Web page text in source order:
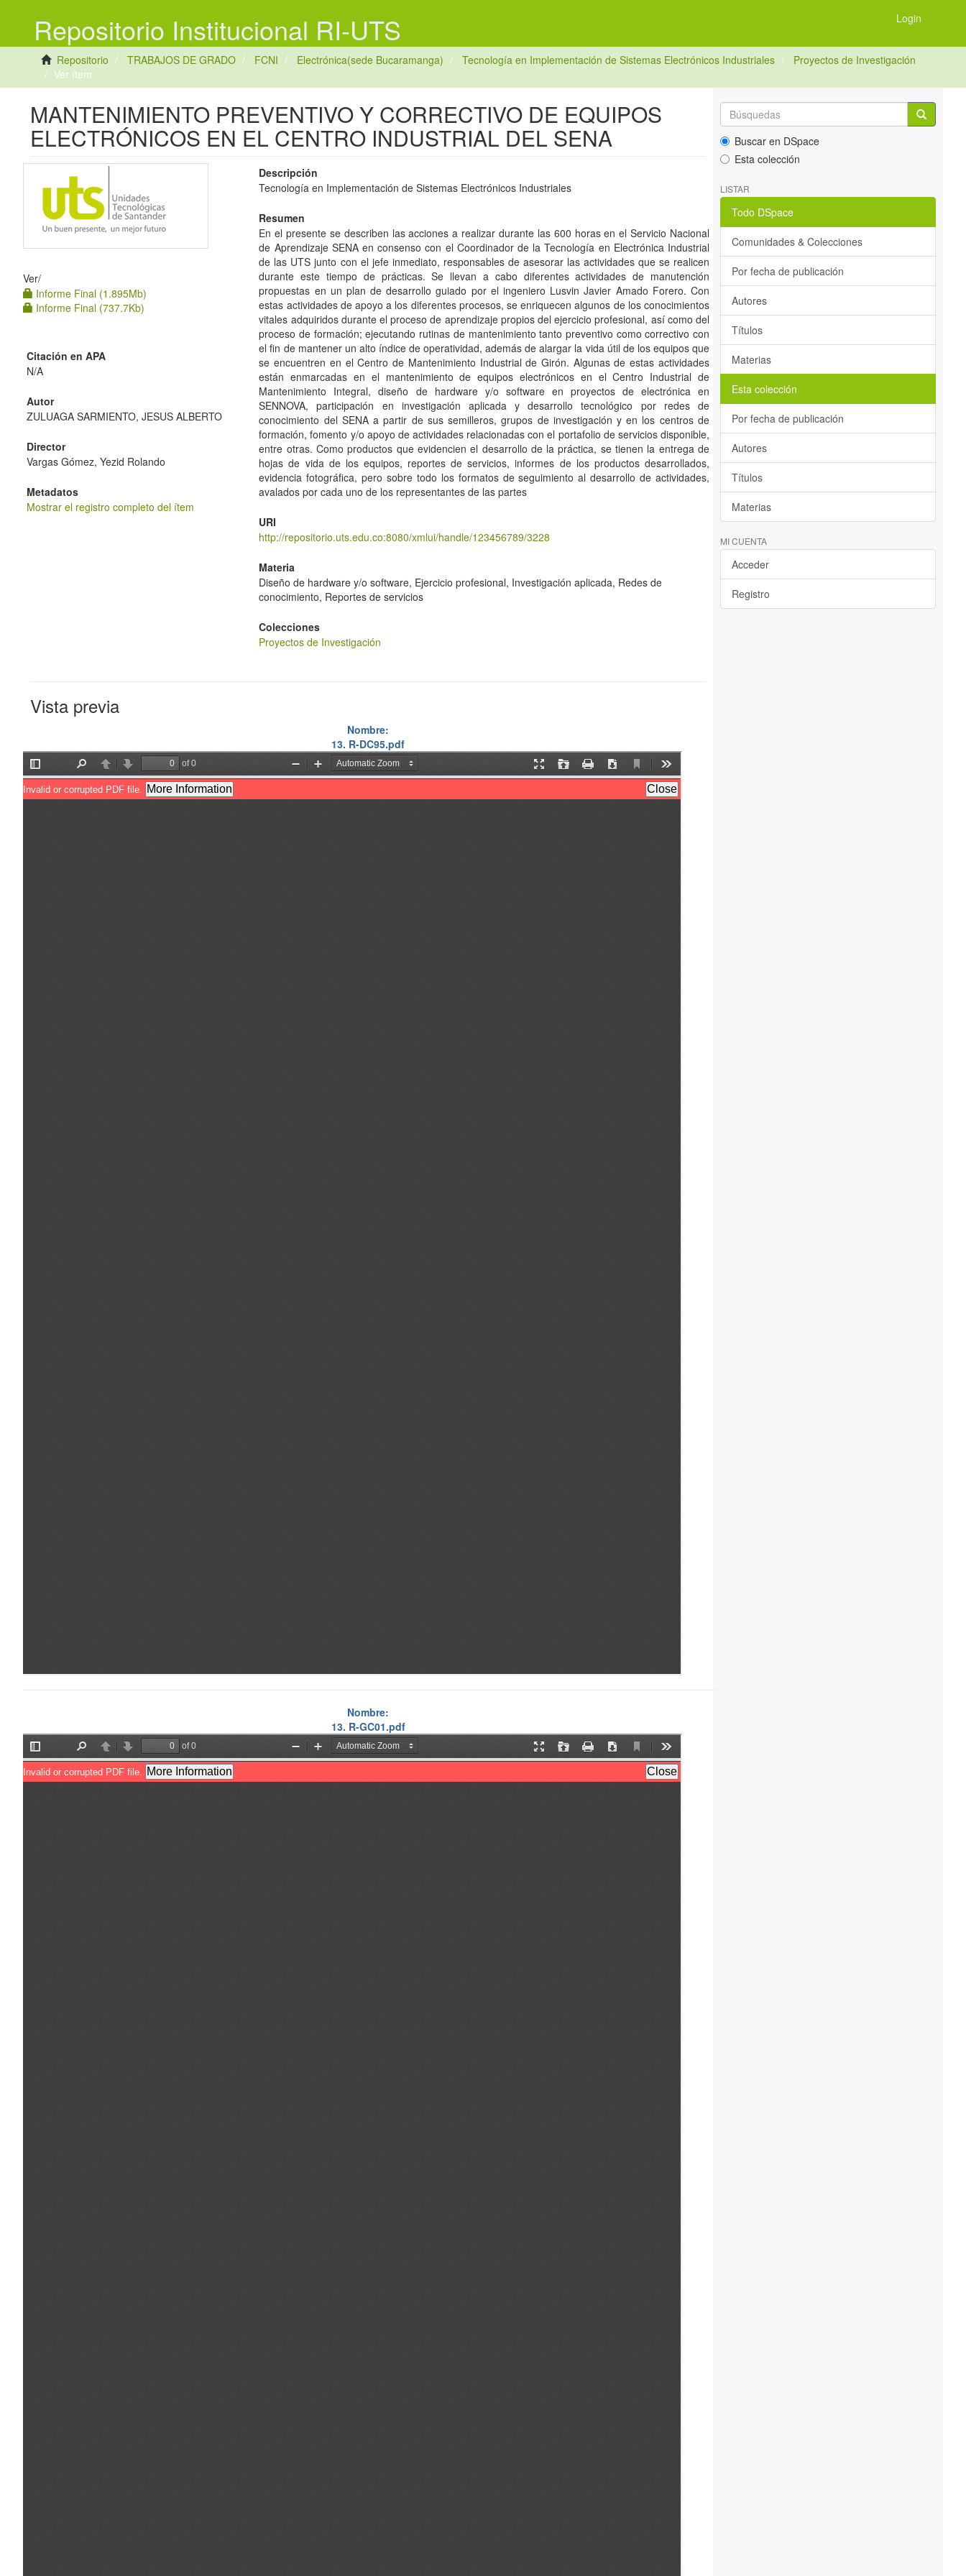
Repositorio Institucional RI-UTS Login
Repositorio TRABAJOS DE GRADO FCNI Electrónica(sede Bucaramanga) Tecnología en Implementación de Sistemas Electrónicos Industriales
Proyectos de Investigación
Ver ítem
MANTENIMIENTO PREVENTIVO Y CORRECTIVO DE EQUIPOS
ELECTRÓNICOS EN EL CENTRO INDUSTRIAL DEL SENA
Ver/
Informe Final (1.895Mb)
Informe Final (737.7Kb)
Citación en APA
N/A
Autor
ZULUAGA SARMIENTO, JESUS ALBERTO
Director
Vargas Gómez, Yezid Rolando
Metadatos
Mostrar el registro completo del ítem
Descripción
Tecnología en Implementación de Sistemas Electrónicos Industriales
Resumen
En el presente se describen las acciones a realizar durante las 600 horas en el Servicio Nacional
de Aprendizaje SENA en consenso con el Coordinador de la Tecnología en Electrónica Industrial
de las UTS junto con el jefe inmediato, responsables de asesorar las actividades que se realicen
durante este tiempo de prácticas. Se llevan a cabo diferentes actividades de manutención
propuestas en un plan de desarrollo guiado por el ingeniero Lusvin Javier Amado Forero. Con
estas actividades de apoyo a los diferentes procesos, se enriquecen algunos de los conocimientos
vitales adquiridos durante el proceso de aprendizaje propios del ejercicio profesional, así como del
proceso de formación; ejecutando rutinas de mantenimiento tanto preventivo como correctivo con
el fin de mantener un alto índice de operatividad, además de alargar la vida útil de los equipos que
se encuentren en el Centro de Mantenimiento Industrial de Girón. Algunas de estas actividades
están enmarcadas en el mantenimiento de equipos electrónicos en el Centro Industrial de
Mantenimiento Integral, diseño de hardware y/o software en proyectos de electrónica en
SENNOVA, participación en investigación aplicada y desarrollo tecnológico por redes de
conocimiento del SENA a partir de sus semilleros, grupos de investigación y en los centros de
formación, fomento y/o apoyo de actividades relacionadas con el portafolio de servicios disponible,
entre otras. Como productos que evidencien el desarrollo de la práctica, se tienen la entrega de
hojas de vida de los equipos, reportes de servicios, informes de los productos desarrollados,
evidencia fotográfica, pero sobre todo los formatos de seguimiento al desarrollo de actividades,
avalados por cada uno de los representantes de las partes
URI
http://repositorio.uts.edu.co:8080/xmlui/handle/123456789/3228
Materia
Diseño de hardware y/o software, Ejercicio profesional, Investigación aplicada, Redes de
conocimiento, Reportes de servicios
Colecciones
Proyectos de Investigación
Vista previa
Nombre:
13. R-DC95.pdf
Nombre:
13. R-GC01.pdf
Buscar en DSpace
Esta colección
LISTAR
Todo DSpace
Comunidades & Colecciones
Por fecha de publicación
Autores
Títulos
Materias
Esta colección
Por fecha de publicación
Autores
Títulos
Materias
MI CUENTA
Acceder
Registro